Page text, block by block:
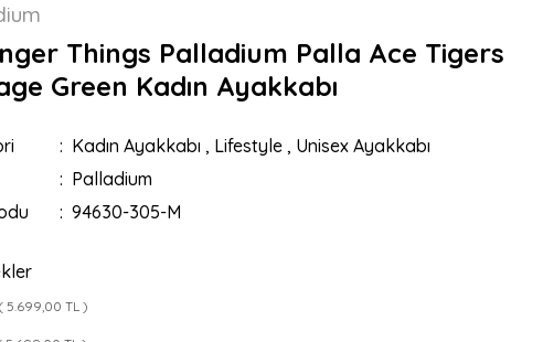
Things Palladium Palla Ace Tigers
Green Kadın Ayakkabı
Kadın Ayakkabı , Lifestyle , Unisex Ayakkabı
Palladium
94630-305-M
5.699,00 TL )